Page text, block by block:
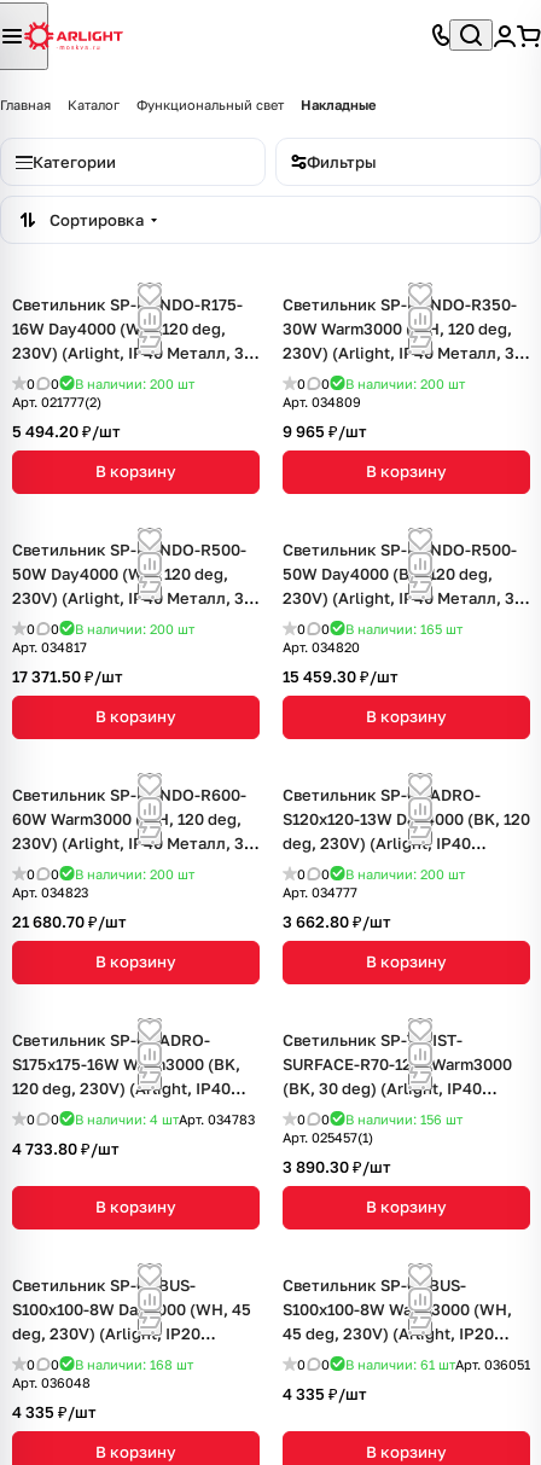
Главная Каталог Функциональный свет Накладные
Категории Фильтры
Сортировка
Светильник SP-RONDO-R175-
16W Day4000 (WH, 120 deg,
230V) (Arlight, IP40 Металл, 3
года)
0 0 В наличии: 200 шт
Арт. 021777(2)
5 494.20 ₽/шт
В корзину
Светильник SP-RONDO-R350-
30W Warm3000 (WH, 120 deg,
230V) (Arlight, IP40 Металл, 3
года)
0 0 В наличии: 200 шт
Арт. 034809
9 965 ₽/шт
В корзину
Светильник SP-RONDO-R500-
50W Day4000 (WH, 120 deg,
230V) (Arlight, IP40 Металл, 3
года)
0 0 В наличии: 200 шт
Арт. 034817
17 371.50 ₽/шт
В корзину
Светильник SP-RONDO-R500-
50W Day4000 (BK, 120 deg,
230V) (Arlight, IP40 Металл, 3
года)
0 0 В наличии: 165 шт
Арт. 034820
15 459.30 ₽/шт
В корзину
Светильник SP-RONDO-R600-
60W Warm3000 (WH, 120 deg,
230V) (Arlight, IP40 Металл, 3
года)
0 0 В наличии: 200 шт
Арт. 034823
21 680.70 ₽/шт
В корзину
Светильник SP-QUADRO-
S120x120-13W Day4000 (BK, 120
deg, 230V) (Arlight, IP40
Металл, 3 года)
0 0 В наличии: 200 шт
Арт. 034777
3 662.80 ₽/шт
В корзину
Светильник SP-QUADRO-
S175x175-16W Warm3000 (BK,
120 deg, 230V) (Arlight, IP40
Металл, 3 года)
0 0 В наличии: 4 штАрт. 034783
4 733.80 ₽/шт
В корзину
Светильник SP-TWIST-
SURFACE-R70-12W Warm3000
(BK, 30 deg) (Arlight, IP40
Металл, 3 года)
0 0 В наличии: 156 шт
Арт. 025457(1)
3 890.30 ₽/шт
В корзину
Светильник SP-CUBUS-
S100x100-8W Day4000 (WH, 45
deg, 230V) (Arlight, IP20
Металл, 3 года)
0 0 В наличии: 168 шт
Арт. 036048
4 335 ₽/шт
В корзину
Светильник SP-CUBUS-
S100x100-8W Warm3000 (WH,
45 deg, 230V) (Arlight, IP20
Металл, 3 года)
0 0 В наличии: 61 штАрт. 036051
4 335 ₽/шт
В корзину